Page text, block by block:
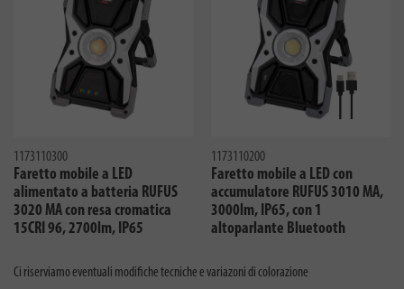
1173110300
Faretto mobile a LED
alimentato a batteria RUFUS
3020 MA con resa cromatica
15CRI 96, 2700lm, IP65
1173110200
Faretto mobile a LED con
accumulatore RUFUS 3010 MA,
3000lm, IP65, con 1
altoparlante Bluetooth
Ci riserviamo eventuali modifiche tecniche e variazoni di colorazione